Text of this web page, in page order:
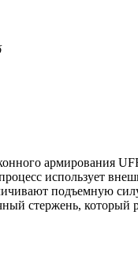
армирования
использует
подъемную
стержень, который